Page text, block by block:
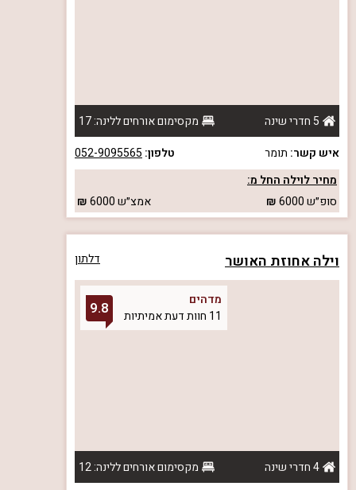
5 חדרי שינה
מקסימום אורחים ללינה: 17
איש קשר: תומר טלפון: 052-9095565
מחיר לוילה החל מ:
סופ״ש6000 אמצ״ש6000
וילה אחוזת האושר דלתון
מדהים
11 חוות דעת אמיתיות
9.8
4 חדרי שינה
מקסימום אורחים ללינה: 12